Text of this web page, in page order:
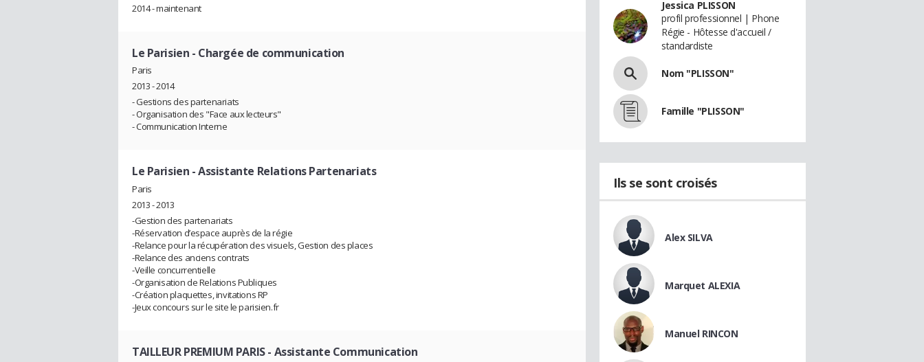
2014 - maintenant
Le Parisien - Chargée de communication
Paris
2013 - 2014
- Gestions des partenariats
- Organisation des "Face aux lecteurs"
- Communication Interne
Le Parisien - Assistante Relations Partenariats
Paris
2013 - 2013
-Gestion des partenariats
-Réservation d’espace auprès de la régie
-Relance pour la récupération des visuels, Gestion des places
-Relance des anciens contrats
-Veille concurrentielle
-Organisation de Relations Publiques
-Création plaquettes, invitations RP
-Jeux concours sur le site le parisien.fr
TAILLEUR PREMIUM PARIS- Assistante Communication
Jessica PLISSON
profil professionnel | Phone
Régie - Hôtesse d'accueil /
standardiste
Nom "PLISSON"
Famille "PLISSON"
Ils se sont croisés
Alex SILVA
Marquet ALEXIA
Manuel RINCON